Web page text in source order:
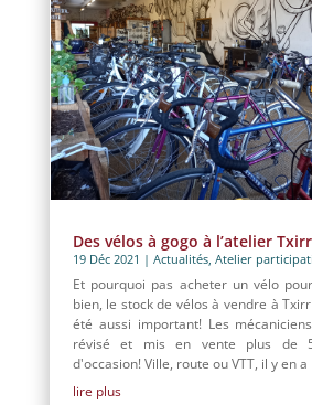
Des vélos à gogo à l’atelier
19 Déc 2021 | Actualités, Atelier
Et pourquoi pas acheter un vélo
bien, le stock de vélos à vendre à
été aussi important! Les
révisé et mis en vente plus de
d'occasion! Ville, route ou VTT, il y en
lire plus